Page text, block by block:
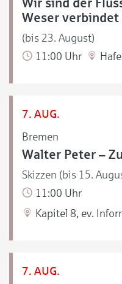
Wir sind der
Weser verbindet
(bis 23. August)
11:00 Uhr
7. AUG.
Bremen
Walter Peter –
Skizzen (bis 15.
11:00 Uhr
Kapitel 8, ev.
7. AUG.